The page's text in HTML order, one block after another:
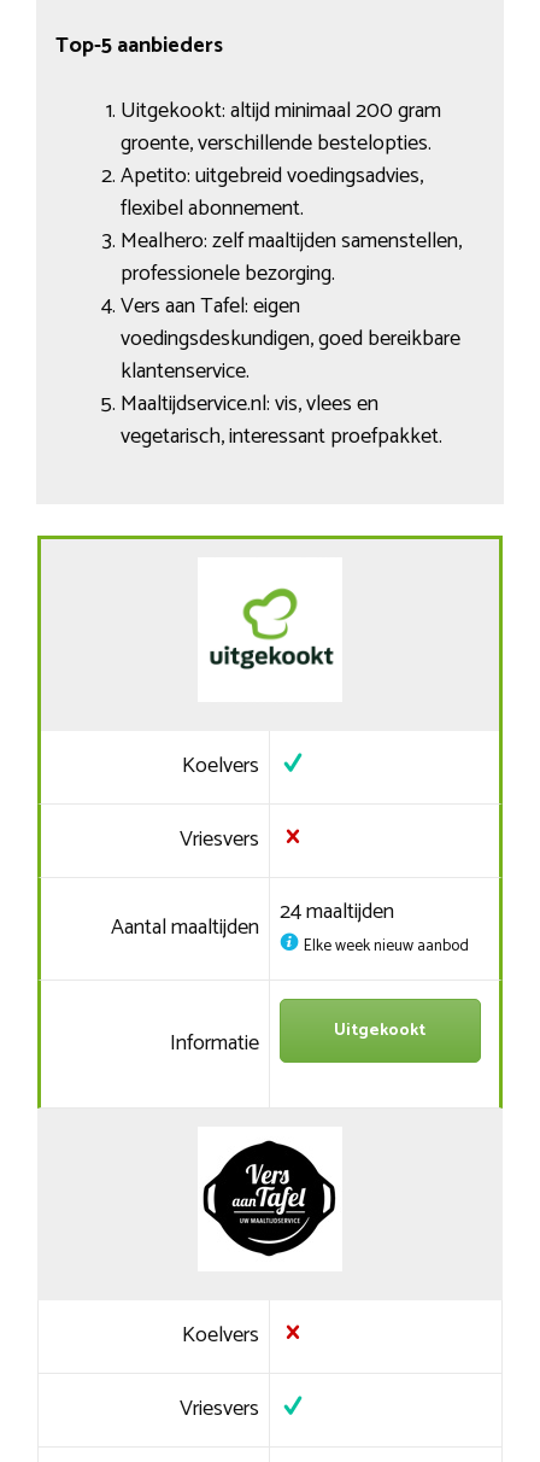
Top-5 aanbieders
Uitgekookt: altijd minimaal 200 gram
groente, verschillende bestelopties.
Apetito: uitgebreid voedingsadvies,
flexibel abonnement.
Mealhero: zelf maaltijden samenstellen,
professionele bezorging.
Vers aan Tafel: eigen
voedingsdeskundigen, goed bereikbare
klantenservice.
Maaltijdservice.nl: vis, vlees en
vegetarisch, interessant proefpakket.
Koelvers
Vriesvers
Aantal maaltijden 24 maaltijden
Elke week nieuw aanbod
Informatie Uitgekookt
Koelvers
Vriesvers